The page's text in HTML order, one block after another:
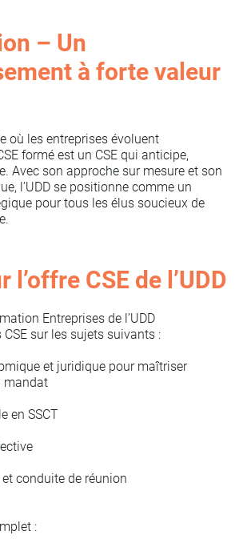
– Un
à forte valeur
où les entreprises évoluent
formé est un CSE qui anticipe,
Avec son approche sur mesure et son
l’UDD se positionne comme un
pour tous les élus soucieux de
l’offre CSE de l’UDD
Entreprises de l’UDD
sur les sujets suivants :
et juridique pour maîtriser
mandat
en SSCT
conduite de réunion
: